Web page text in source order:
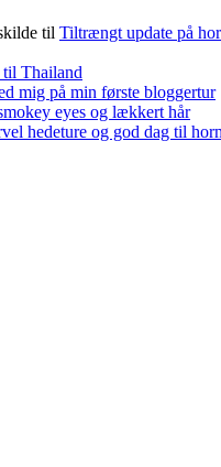
til Tiltrængt update på
Thailand
mig på min første bloggertur
eyes og lækkert hår
hedeture og god dag til